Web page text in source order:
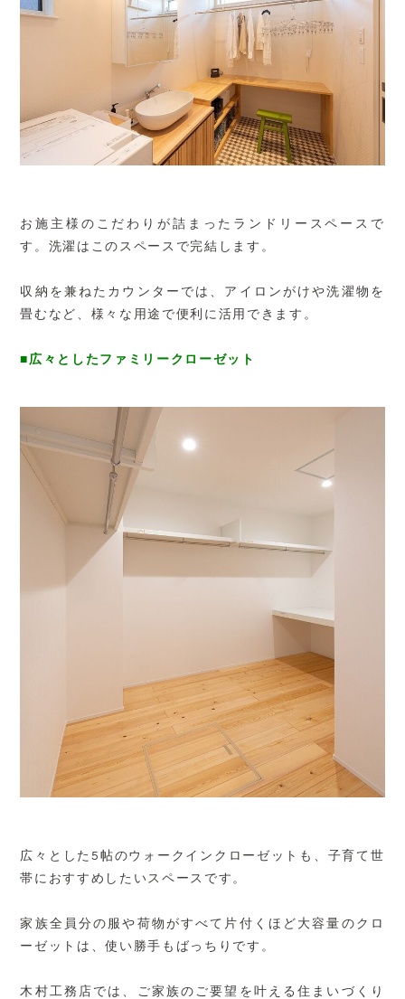
お施主様のこだわりが詰まったランドリースペースで
す。洗濯はこのスペースで完結します。
収納を兼ねたカウンターでは、アイロンがけや洗濯物を
畳むなど、様々な用途で便利に活用できます。
■広々としたファミリークローゼット
広々とした5帖のウォークインクローゼットも、子育て世
帯におすすめしたいスペースです。
家族全員分の服や荷物がすべて片付くほど大容量のクロ
ーゼットは、使い勝手もばっちりです。
木村工務店では、ご家族のご要望を叶える住まいづくり